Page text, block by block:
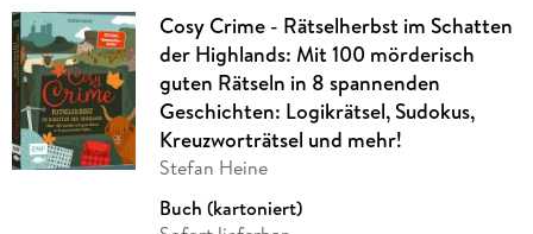
Cosy Crime - Rätselherbst im Schatten
der Highlands: Mit 100 mörderisch
guten Rätseln in 8 spannenden
Geschichten: Logikrätsel, Sudokus,
Kreuzworträtsel und mehr!
Stefan Heine
Buch (kartoniert)